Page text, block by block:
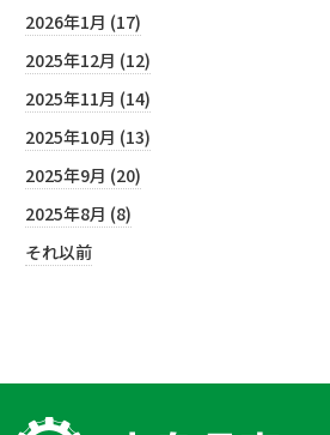
2026年1月 (17)
2025年12月 (12)
2025年11月 (14)
2025年10月 (13)
2025年9月 (20)
2025年8月 (8)
それ以前